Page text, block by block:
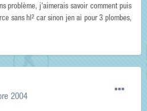
problème, j'aimerais savoir comment puis
sans hl² car sinon jen ai pour 3 plombes,
2004